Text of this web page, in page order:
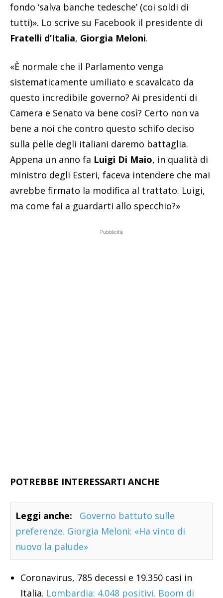
fondo ‘salva banche tedesche’ (coi soldi di
tutti)». Lo scrive su Facebook il presidente di
Fratelli d’Italia, Giorgia Meloni.
«È normale che il Parlamento venga
sistematicamente umiliato e scavalcato da
questo incredibile governo? Ai presidenti di
Camera e Senato va bene così? Certo non va
bene a noi che contro questo schifo deciso
sulla pelle degli italiani daremo battaglia.
Appena un anno fa Luigi Di Maio, in qualità di
ministro degli Esteri, faceva intendere che mai
avrebbe firmato la modifica al trattato. Luigi,
ma come fai a guardarti allo specchio?»
Pubblicità
POTREBBE INTERESSARTI ANCHE
Leggi anche:
Governo battuto sulle
preferenze. Giorgia Meloni: «Ha vinto di
nuovo la palude»
Coronavirus, 785 decessi e 19.350 casi in
Italia. Lombardia: 4.048 positivi. Boom di